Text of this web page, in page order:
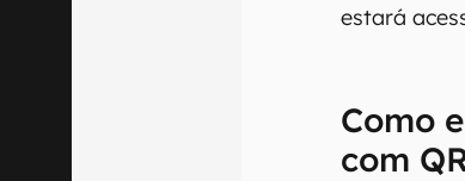
estará
Como
com